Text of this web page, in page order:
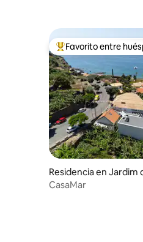
De los mejores en
Favorito entre
Residencia en Jardim
CasaMar